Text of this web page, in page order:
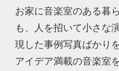
お家に音楽室のある暮
も、人を招いて小さな
現した事例写真ばかり
アイデア満載の音楽室